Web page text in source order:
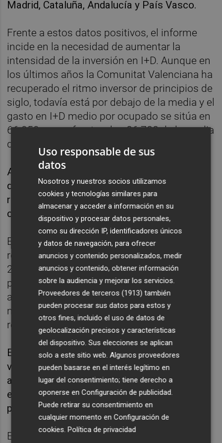
Madrid, Cataluña, Andalucía y País Vasco.
Frente a estos datos positivos, el informe
incide en la necesidad de aumentar la
intensidad de la inversión en I+D. Aunque en
los últimos años la Comunitat Valenciana ha
recuperado el ritmo inversor de principios de
siglo, todavía está por debajo de la media y el
gasto en I+D medio por ocupado se sitúa en
66.050 euros, frente a los 86.788 de la media
de España, y apenas cubre el coste salarial.
Además, los autores del informe recuerdan
que la inversión en activos intangibles en
relación con el PIB también es inferior al
conjunto nacional (7 % frente a 7,6 %).
En capital humano en actividades de I+D,
resalta el crecimiento exponencial desde
2002, cuando se contaba con 13.600
personas, hasta alcanzar las 23.000 diez
años después. Aumenta la presencia de
mujeres, ya que pasan de 5.311 a 9.485, y
representan el 41 % del empleo.
El estudio muestra que las empresas
valencianas reconocen dificultades para
atraer perfiles más tecnológicos, de
especialización industrial, pero también,
profesionales senior o mandos intermedios.
Entre las carencias de los candidatos
Uso responsable de sus
datos
Nosotros y nuestros socios utilizamos
cookies y tecnologías similares para
almacenar y acceder a información en su
dispositivo y procesar datos personales,
como su dirección IP, identificadores únicos
y datos de navegación, para ofrecer
anuncios y contenido personalizados, medir
anuncios y contenido, obtener información
sobre la audiencia y mejorar los servicios.
Proveedores de terceros (1913) también
pueden procesar sus datos para estos y
otros fines, incluido el uso de datos de
geolocalización precisos y características
del dispositivo. Sus elecciones se aplican
solo a este sitio web. Algunos proveedores
pueden basarse en el interés legítimo en
lugar del consentimiento; tiene derecho a
oponerse enConfiguración de publicidad.
Puede retirar su consentimiento en
cualquier momento enConfiguración de
cookies.Política de privacidad